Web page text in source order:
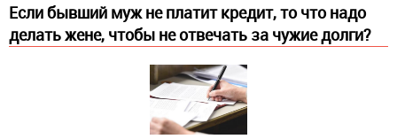
Если бывший муж не платит кредит, то что надо
делать жене, чтобы не отвечать за чужие долги?